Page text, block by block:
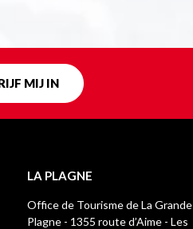
MIJ IN
LA PLAGNE
Office de Tourisme de La Grande
Plagne - 1355 route d’Aime - Les